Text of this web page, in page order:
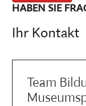
Ihr Kontakt
HABEN SIE
Team